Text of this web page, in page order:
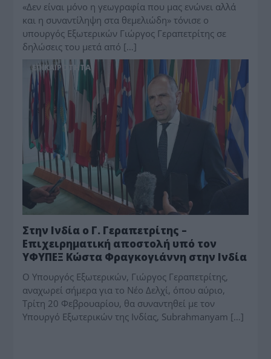
«Δεν είναι μόνο η γεωγραφία που μας ενώνει αλλά
και η συναντίληψη στα θεμελιώδη» τόνισε ο
υπουργός Εξωτερικών Γιώργος Γεραπετρίτης σε
δηλώσεις του μετά από […]
ΕΠΙΚΑΙΡΟΤΗΤΑ
Στην Ινδία ο Γ. Γεραπετρίτης –
Επιχειρηματική αποστολή υπό τον
ΥΦΥΠΕΞ Κώστα Φραγκογιάννη στην Ινδία
Ο Υπουργός Εξωτερικών, Γιώργος Γεραπετρίτης,
αναχωρεί σήμερα για το Νέο Δελχί, όπου αύριο,
Τρίτη 20 Φεβρουαρίου, θα συναντηθεί με τον
Υπουργό Εξωτερικών της Ινδίας, Subrahmanyam […]